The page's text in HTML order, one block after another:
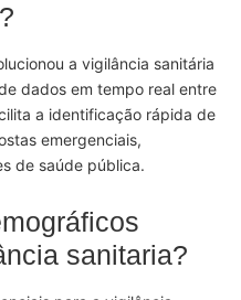
a vigilância sanitária
dados em tempo real entre
a identificação rápida de
emergenciais,
de saúde pública.
sanitaria?